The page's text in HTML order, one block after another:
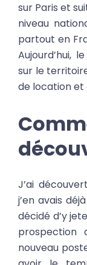
sur Paris et
niveau
partout en
Aujourd’hui,
sur le
de location et
J’ai découvert
j’en avais
décidé d’y
prospection
nouveau